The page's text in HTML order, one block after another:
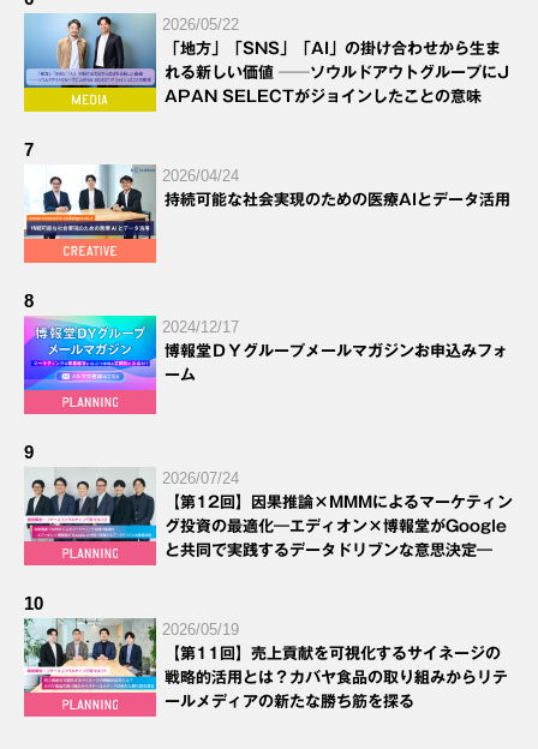
2026/05/22
「地方」「SNS」「AI」の掛け合わせから生ま
れる新しい価値 ──ソウルドアウトグループにJ
APAN SELECTがジョインしたことの意味
7
2026/04/24
持続可能な社会実現のための医療AIとデータ活用
8
2024/12/17
博報堂ＤＹグループメールマガジンお申込みフォ
ーム
9
2026/07/24
【第12回】因果推論×MMMによるマーケティン
グ投資の最適化―エディオン×博報堂がGoogle
と共同で実践するデータドリブンな意思決定―
10
2026/05/19
【第11回】売上貢献を可視化するサイネージの
戦略的活用とは？カバヤ食品の取り組みからリテ
ールメディアの新たな勝ち筋を探る